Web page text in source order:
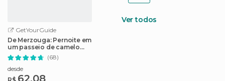
GetYourGuide
De Merzouga: Pernoite em
um passeio de camelo
pelas dunas de Erg
Chebbi
(68)
desde
62,08
Ver todos